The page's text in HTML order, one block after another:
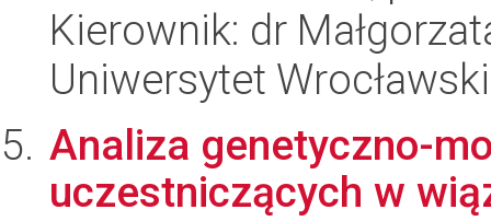
Kierownik: dr
Uniwersytet
Analiza genetyczno-
uczestniczących w